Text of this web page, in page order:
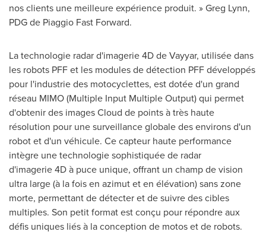
nos clients une meilleure expérience produit. »Greg Lynn,
PDG de Piaggio Fast Forward.
La technologie radar d'imagerie 4D de Vayyar, utilisée dans
les robots PFF et les modules de détection PFF développés
pour l'industrie des motocyclettes, est dotée d'un grand
réseau MIMO (Multiple Input Multiple Output) qui permet
d'obtenir des images Cloud de points à très haute
résolution pour une surveillance globale des environs d'un
robot et d'un véhicule. Ce capteur haute performance
intègre une technologie sophistiquée de radar
d'imagerie 4D à puce unique, offrant un champ de vision
ultra large (à la fois en azimut et en élévation) sans zone
morte, permettant de détecter et de suivre des cibles
multiples. Son petit format est conçu pour répondre aux
défis uniques liés à la conception de motos et de robots.